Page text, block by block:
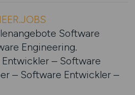
Software
Engineering.
– Software
– Software Entwickler –